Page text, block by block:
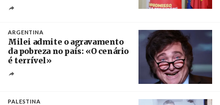
ARGENTINA
Milei admite o agravamento
da pobreza no país: «O cenário
é terrível»
PALESTINA